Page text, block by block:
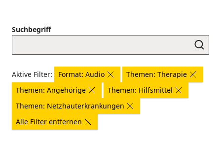
Suchbegriff
Aktive Filter: Format: Audio
Themen: Therapie
Themen: Angehörige
Themen: Hilfsmittel
Themen: Netzhauterkrankungen
Alle Filter entfernen